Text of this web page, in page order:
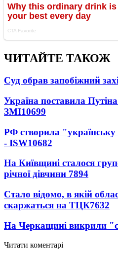
ЧИТАЙТЕ ТАКОЖ
Суд обрав запобіжний
Україна поставила
ЗМІ10699
РФ створила
- ISW10682
На Київщині сталося
річної дівчини 7894
Стало відомо, в якій
скаржаться на ТЦК7632
На Черкащині викрили
Читати коментарі